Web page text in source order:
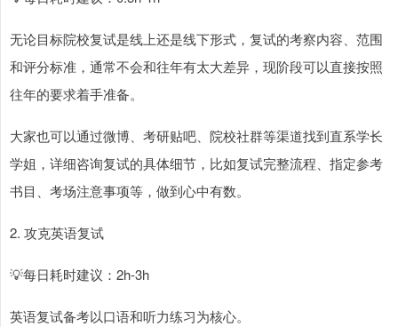
无论目标院校复试是线上还是线下形式，复试的考察内容、范围
和评分标准，通常不会和往年有太大差异，现阶段可以直接按照
往年的要求着手准备。
大家也可以通过微博、考研贴吧、院校社群等渠道找到直系学长
学姐，详细咨询复试的具体细节，比如复试完整流程、指定参考
书目、考场注意事项等，做到心中有数。
2. 攻克英语复试
💡每日耗时建议：2h-3h
英语复试备考以口语和听力练习为核心。